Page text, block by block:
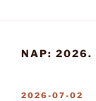
NAP: 2026.
BEKÜLDVE:
2026-07-02